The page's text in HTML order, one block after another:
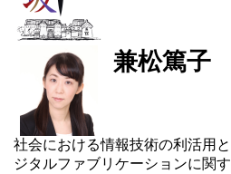
兼松篤子
社会における情報技術の利活用
ジタルファブリケーションに関